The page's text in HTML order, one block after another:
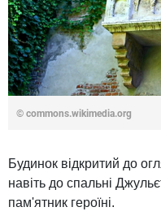
© commons.wikimedia.org
Будинок відкритий до
навіть до спальні
пам'ятник героїні.